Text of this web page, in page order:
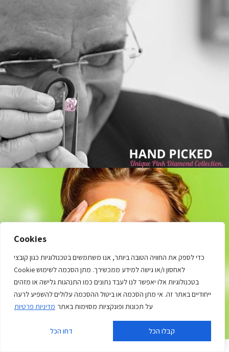
Cookies
כדי לספק את החוויה הטובה ביותר, אנו משתמשים בטכנולוגיות כגון קובצי
Cookie לאחסון ו/או גישה למידע ממכשירך. מתן הסכמה לשימוש
בטכנולוגיות אלו יאפשר לנו לעבד נתונים כמו התנהגות גלישה או מזהים
ייחודיים באתר זה. אי מתן הסכמה או ביטול ההסכמה עלולים להשפיע לרעה
על תכונות ופונקציות מסוימות באתר מדיניות פרטיות
דחו הכל קבלו הכל
Denir Diamonds